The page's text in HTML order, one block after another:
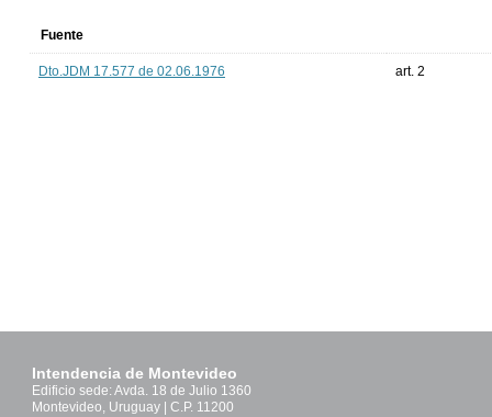
Fuente
Dto.JDM 17.577 de 02.06.1976 art. 2
Intendencia de Montevideo
Edificio sede: Avda. 18 de Julio 1360
Montevideo, Uruguay | C.P. 11200